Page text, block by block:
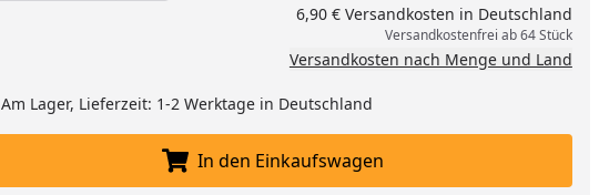
6,90 € Versandkosten in Deutschland
Versandkostenfrei ab 64 Stück
Versandkosten nach Menge und Land
Am Lager, Lieferzeit: 1-2 Werktage in Deutschland
In den Einkaufswagen legen
In den Einkaufswagen